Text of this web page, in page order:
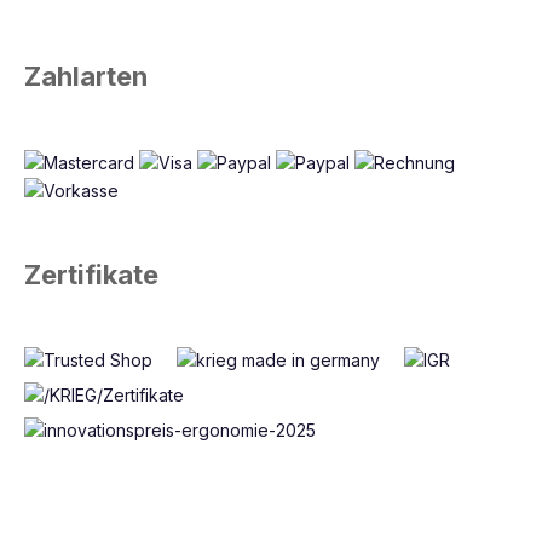
Höchste Verarbeitungsqualität
Robust und strapazierfähig
Modular anpassbare Fachbodenregale
Aufbewahrungslösungen für die
Industrie
Zahlarten
Zertifikate